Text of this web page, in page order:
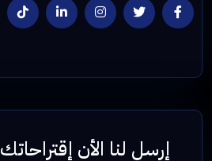
إرسل لنا الأن إقتراحاتك